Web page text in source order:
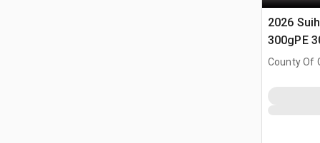
2026
300gPE
County Of